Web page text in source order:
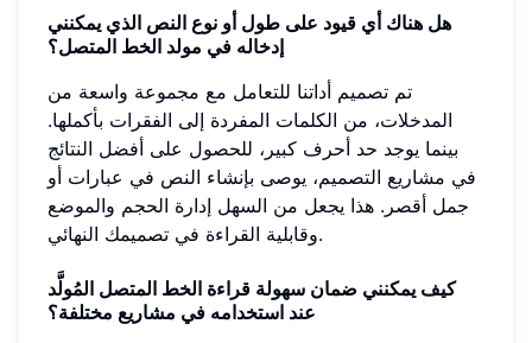
هل هناك أي قيود على طول أو نوع النص الذي يمكنني
إدخاله في مولد الخط المتصل؟
تم تصميم أداتنا للتعامل مع مجموعة واسعة من
المدخلات، من الكلمات المفردة إلى الفقرات بأكملها.
بينما يوجد حد أحرف كبير، للحصول على أفضل النتائج
في مشاريع التصميم، يوصى بإنشاء النص في عبارات أو
جمل أقصر. هذا يجعل من السهل إدارة الحجم والموضع
وقابلية القراءة في تصميمك النهائي.
كيف يمكنني ضمان سهولة قراءة الخط المتصل المُولَّد
عند استخدامه في مشاريع مختلفة؟